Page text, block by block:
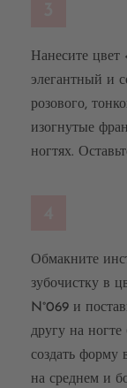
Нанесите цвет
элегантный и
розового,
изогнутые
ногтях.
Обмакните
зубочистку в
N°069 и
другу на
создать форму
на среднем и